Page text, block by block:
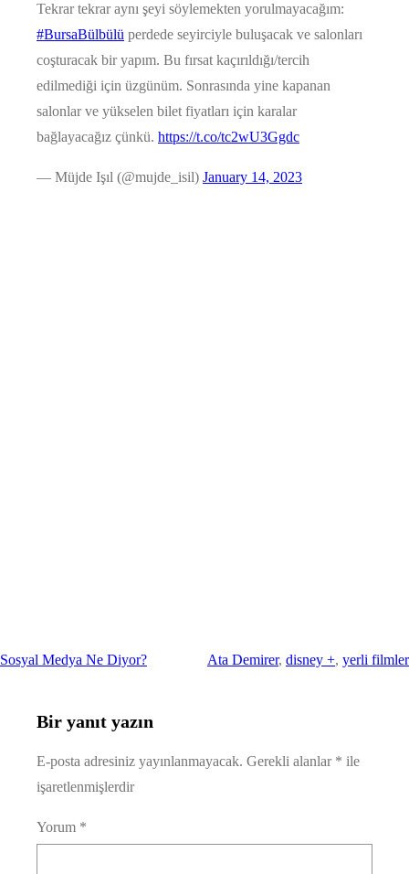
Tekrar tekrar aynı şeyi söylemekten yorulmayacağım:
#BursaBülbülü perdede seyirciyle buluşacak ve salonları
coşturacak bir yapım. Bu fırsat kaçırıldığı/tercih
edilmediği için üzgünüm. Sonrasında yine kapanan
salonlar ve yükselen bilet fiyatları için karalar
bağlayacağız çünkü. https://t.co/tc2wU3Ggdc
— Müjde Işıl (@mujde_isil) January 14, 2023
Sosyal Medya Ne Diyor? Ata Demirer, disney +, yerli filmler
Bir yanıt yazın
E-posta adresiniz yayınlanmayacak. Gerekli alanlar * ile
işaretlenmişlerdir
Yorum *